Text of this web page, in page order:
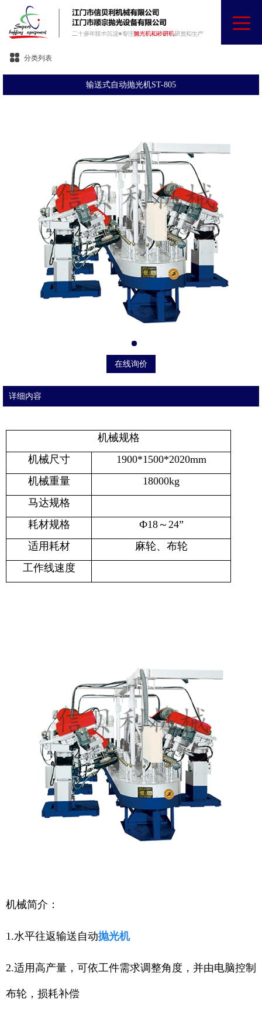
分类列表
输送式自动抛光机ST-805
在线询价
详细内容
机械规格
机械尺寸
1900*1500*2020mm
机械重量
18000kg
马达规格
耗材规格
Ф18～24”
适用耗材
麻轮、布轮
工作线速度
机械简介：
1.水平往返输送自动抛光机
2.适用高产量，可依工件需求调整角度，并由电脑控制
布轮，损耗补偿